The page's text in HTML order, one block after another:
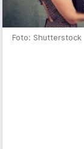
Foto: Shutterstock